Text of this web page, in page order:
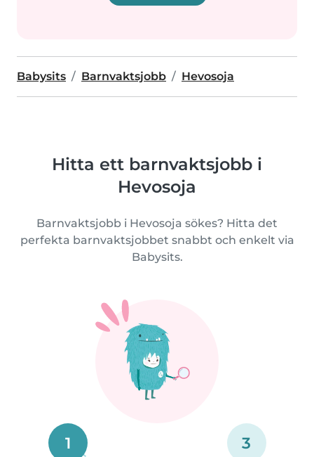
Babysits Barnvaktsjobb Hevosoja
Hitta ett barnvaktsjobb i
Hevosoja
Barnvaktsjobb i Hevosoja sökes? Hitta det
perfekta barnvaktsjobbet snabbt och enkelt via
Babysits.
1 3